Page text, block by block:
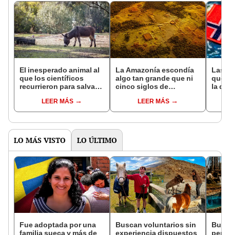
El inesperado animal al
que los científicos
recurrieron para salvar
reintroducción de un
asno salvaje está
en un paisaje con más
LEER MÁS
La Amazonía escondía
algo tan grande que ni
cinco siglos de
encontrarlo: el hallazgo
podría cambiar todo lo
pasado
LEER MÁS
Las
que
la de
LO MÁS VISTO LO ÚLTIMO
Fue adoptada por una
familia sueca y más de
Buscan voluntarios sin
experiencia dispuestos
pero